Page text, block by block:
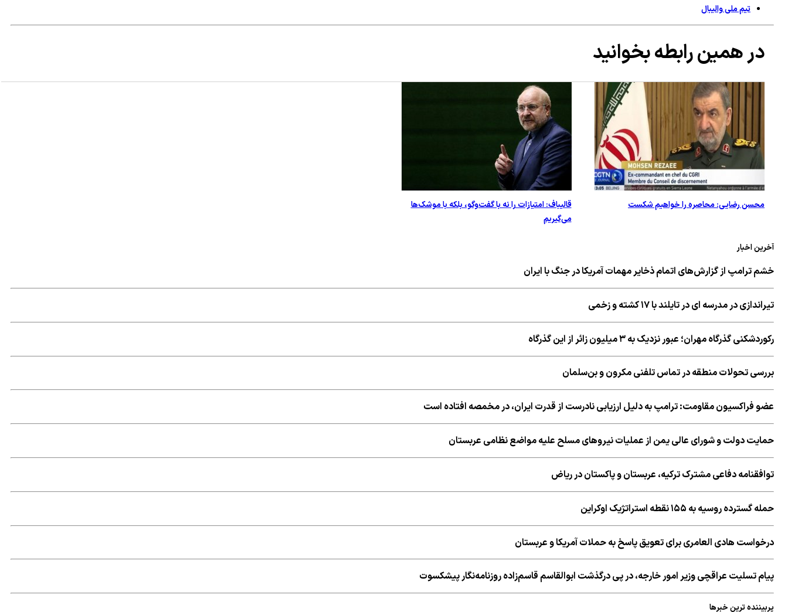
تیم ملی والیبال
در همین رابطه بخوانید
محسن رضایی: محاصره را خواهیم شکست
قالیباف: امتیازات را نه با گفت‌و‌گو، بلکه با موشک‌ها
می‌گیریم
آخرین اخبار
خشم ترامپ از گزارش‌های اتمام ذخایر مهمات آمریکا در جنگ با ایران
تیراندازی در مدرسه ای در تایلند با ۱۷ کشته و زخمی
رکوردشکنی گذرگاه مهران؛ عبور نزدیک به ۳ میلیون زائر از این گذرگاه
بررسی تحولات منطقه در تماس تلفنی مکرون و بن‌سلمان
عضو فراکسیون مقاومت: ترامپ به دلیل ارزیابی نادرست از قدرت ایران، در مخمصه افتاده است
حمایت دولت و شورای عالی یمن از عملیات نیروهای مسلح علیه مواضع نظامی عربستان
توافقنامه دفاعی مشترک ترکیه، عربستان و پاکستان در ریاض
حمله گسترده روسیه به ۱۵۵ نقطه استراتژیک اوکراین
درخواست هادی العامری برای تعویق پاسخ به حملات آمریکا و عربستان
پیام تسلیت عراقچی وزیر امور خارجه، در پی درگذشت ابوالقاسم قاسم‌زاده روزنامه‌نگار پیشکسوت
پربیننده ترین خبرها